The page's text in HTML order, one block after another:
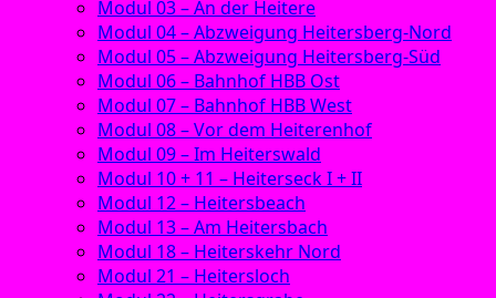
Modul 03 – An der Heitere
Modul 04 – Abzweigung Heitersberg-Nord
Modul 05 – Abzweigung Heitersberg-Süd
Modul 06 – Bahnhof HBB Ost
Modul 07 – Bahnhof HBB West
Modul 08 – Vor dem Heiterenhof
Modul 09 – Im Heiterswald
Modul 10 + 11 – Heiterseck I + II
Modul 12 – Heitersbeach
Modul 13 – Am Heitersbach
Modul 18 – Heiterskehr Nord
Modul 21 – Heitersloch